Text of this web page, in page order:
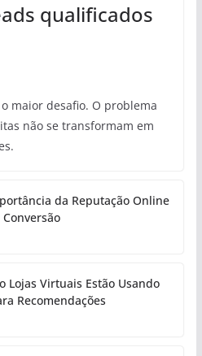
qualificados
maior desafio. O problema
não se transformam em
da Reputação Online
Lojas Virtuais Estão Usando
Recomendações